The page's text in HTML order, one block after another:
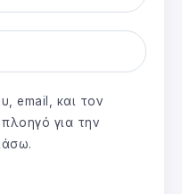
email, και τον
για την